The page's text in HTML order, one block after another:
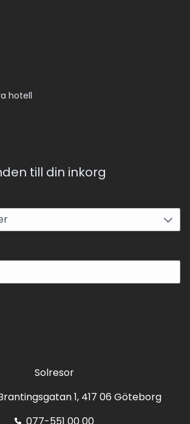
hotell
till din inkorg
Solresor
1, 417 06 Göteborg